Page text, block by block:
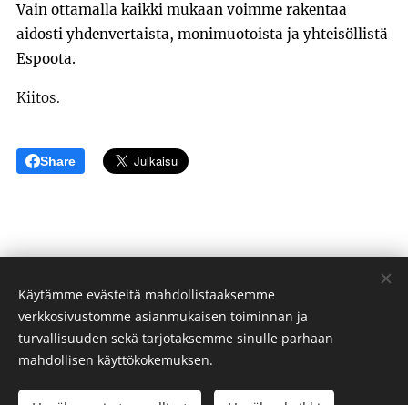
Vain ottamalla kaikki mukaan voimme rakentaa
aidosti yhdenvertaista, monimuotoista ja yhteisöllistä
Espoota.
Kiitos.
Share
Taru Salovaara
Tietosuojaseloste
Evästeet
Käytämme evästeitä mahdollistaaksemme
verkkosivustomme asianmukaisen toiminnan ja
turvallisuuden sekä tarjotaksemme sinulle parhaan
mahdollisen käyttökokemuksen.